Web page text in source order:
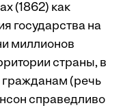
(1862) как
государства на
миллионов
страны, в
гражданам (речь
справедливо